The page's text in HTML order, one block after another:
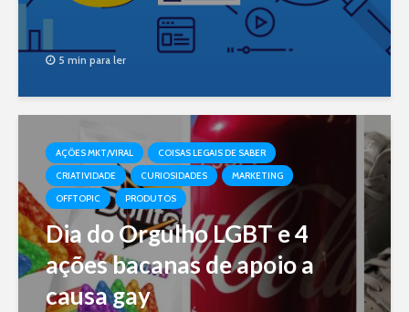
5 min para ler
AÇÕES MKT/VIRAL
COISAS LEGAIS DE SABER
CRIATIVIDADE
CURIOSIDADES
MARKETING
OFFTOPIC
PRODUTOS
Dia do Orgulho LGBT e 4
ações bacanas de apoio a
causa gay